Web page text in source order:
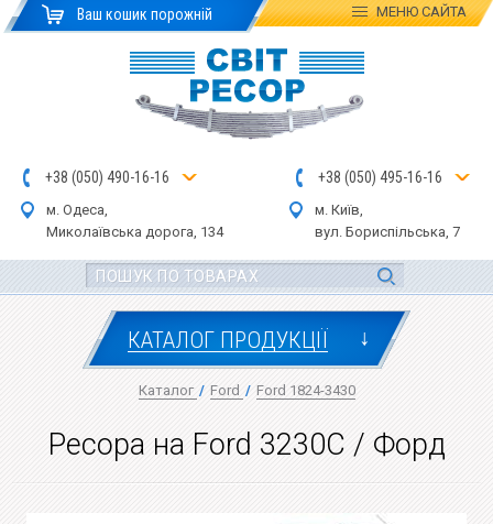
Ваш кошик порожній МЕНЮСАЙТА
+38 (050) 490-16-16
м. Одеса,
Миколаївська дорога, 134
+38 (050) 495-16-16
м. Київ,
вул. Бориспільська, 7
КАТАЛОГ ПРОДУКЦІЇ ↓
Каталог / Ford / Ford 1824-3430
Ресора на Ford 3230C / Форд